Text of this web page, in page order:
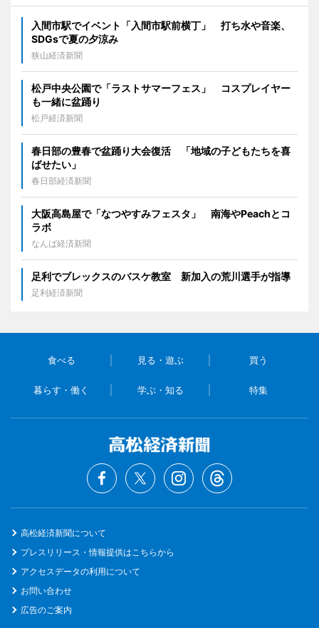
入間市駅でイベント「入間市駅前横丁」 打ち水や音楽、
SDGsで夏の夕涼み
狭山経済新聞
松戸中央公園で「ラストサマーフェス」 コスプレイヤー
も一緒に盆踊り
松戸経済新聞
春日部の豊春で盆踊り大会復活 「地域の子どもたちを喜
ばせたい」
春日部経済新聞
大阪高島屋で「なつやすみフェスタ」 南海やPeachとコ
ラボ
なんば経済新聞
足利でブレックスのバスケ教室 新加入の荒川選手が指導
足利経済新聞
食べる 見る・遊ぶ 買う
暮らす・働く 学ぶ・知る 特集
高松経済新聞について
プレスリリース・情報提供はこちらから
アクセスデータの利用について
お問い合わせ
広告のご案内